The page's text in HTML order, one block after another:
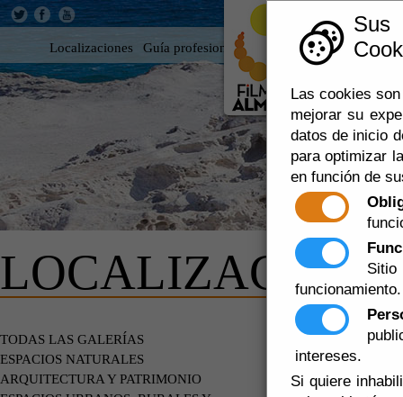
Las cookies
mejorar su
datos de inicio
para optimizar
en función de
funcionamiento.
intereses.
Si quiere
Localizaciones Guía profesional Rodar en Almería 360
TODAS LAS GALERÍAS
ESPACIOS NATURALES
ARQUITECTURA Y PATRIMONIO